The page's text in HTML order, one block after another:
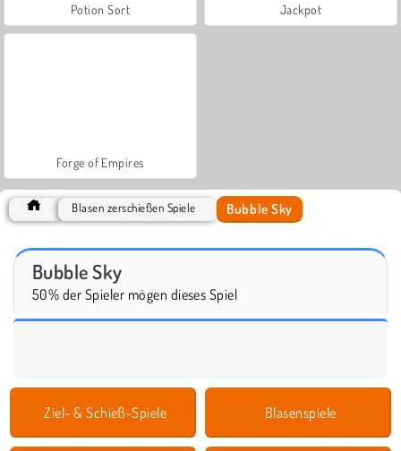
Potion Sort Jackpot
Forge of Empires
Blasen zerschießen Spiele Bubble Sky
Bubble Sky
50% der Spieler mögen dieses Spiel
Ziel- & Schieß-Spiele Blasenspiele